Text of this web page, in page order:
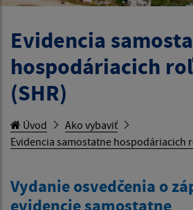
Evidencia
hospodáriacich
(SHR)
Úvod
Ako vybaviť
Evidencia samostatne hospodáriacich
Vydanie osvedčenia o
evidencie samostatne